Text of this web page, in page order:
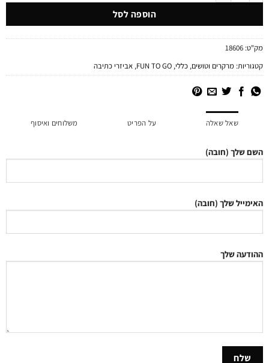
הוספה לסל
מק"ט:18606
קטגוריות:מרקרים וטושים,כללי,
FUN TO GO
,אביזרי כתיבה
שאל שאלה על הפריט משלוחים ואיסוף
השם שלך (חובה)
האימייל שלך (חובה)
ההודעה שלך